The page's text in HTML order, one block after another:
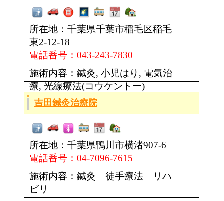
所在地：千葉県千葉市稲毛区稲毛
東2-12-18
電話番号：043-243-7830
施術内容：鍼灸, 小児はり, 電気治
療, 光線療法(コウケントー)
吉田鍼灸治療院
所在地：千葉県鴨川市横渚907-6
電話番号：04-7096-7615
施術内容：鍼灸 徒手療法 リハ
ビリ